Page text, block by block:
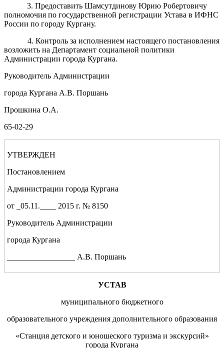
3. Предоставить Шамсутдинову Юрию Робертовичу
полномочия по государственной регистрации Устава в ИФНС
России по городу Кургану.
4. Контроль за исполнением настоящего постановления
возложить на Департамент социальной политики
Администрации города Кургана.
Руководитель Администрации
города Кургана А.В. Поршань
Прошкина О.А.
65-02-29
УТВЕРЖДЕН
Постановлением
Администрации города Кургана
от _05.11.____ 2015 г. № 8150
Руководитель Администрации
города Кургана
_________________ А.В. Поршань
УСТАВ
муниципального бюджетного
образовательного учреждения дополнительного образования
«Станция детского и юношеского туризма и экскурсий»
города Кургана